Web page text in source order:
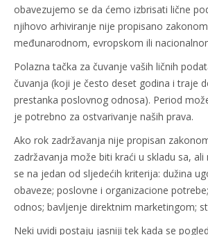
obavezujemo se da ćemo izbrisati lične
njihovo arhiviranje nije propisano
međunarodnom, evropskom ili
Polazna tačka za čuvanje vaših ličnih
čuvanja (koji je često deset godina i traje
prestanka poslovnog odnosa). Period
je potrebno za ostvarivanje naših prava.
Ako rok zadržavanja nije propisan
zadržavanja može biti kraći u skladu sa, ali
se na jedan od sljedećih kriterija: dužina
obaveze; poslovne i organizacione
odnos; bavljenje direktnim marketingom;
Neki uvidi postaju jasniji tek kada se